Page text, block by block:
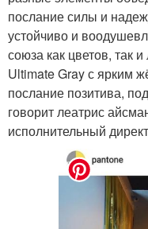
послание силы и
устойчиво и
союза как цветов, так
Ultimate Gray с ярким
послание позитива,
говорит леатрис
исполнительный